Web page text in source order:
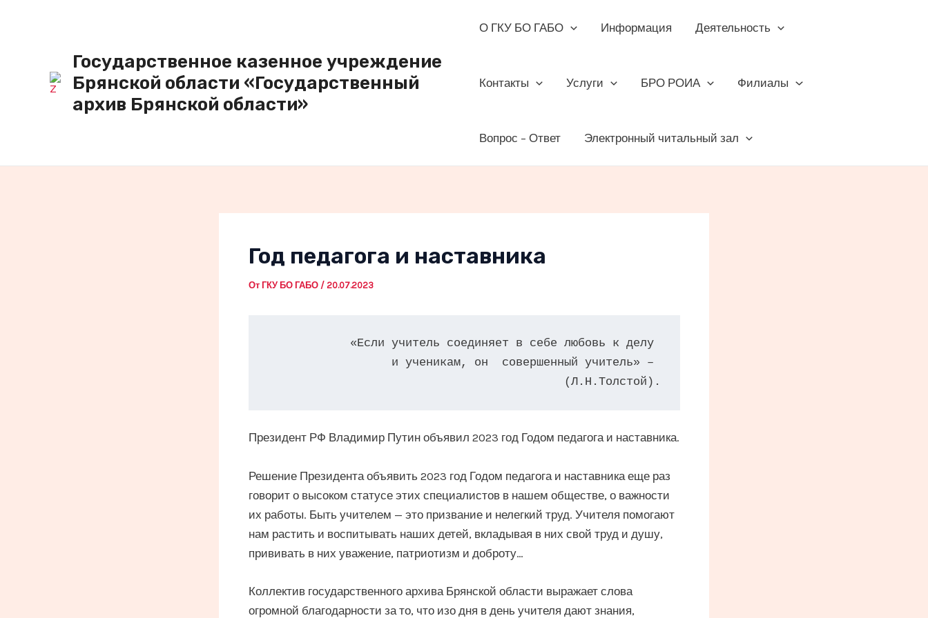
Государственное казенное учреждение
Брянской области «Государственный
архив Брянской области»
О ГКУ БО ГАБО Информация Деятельность
Контакты Услуги БРО РОИА Филиалы
Вопрос – Ответ Электронный читальный зал
Год педагога и наставника
От ГКУ БО ГАБО / 20.07.2023
и ученикам, он  совершенный учитель» –
(Л.Н.Толстой).
Президент РФ Владимир Путин объявил 2023 год Годом педагога и наставника.
Решение Президента объявить 2023 год Годом педагога и наставника еще раз
говорит о высоком статусе этих специалистов в нашем обществе, о важности
их работы. Быть учителем — это призвание и нелегкий труд. Учителя помогают
нам растить и воспитывать наших детей, вкладывая в них свой труд и душу,
прививать в них уважение, патриотизм и доброту…
Коллектив государственного архива Брянской области выражает слова
огромной благодарности за то, что изо дня в день учителя дают знания,